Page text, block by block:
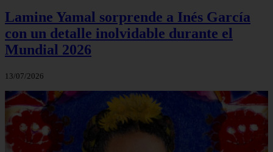
Lamine Yamal sorprende a Inés García
con un detalle inolvidable durante el
Mundial 2026
13/07/2026